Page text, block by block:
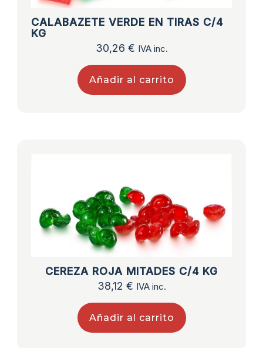
CALABAZETE VERDE EN TIRAS C/4
KG
30,26 € IVA inc.
Añadir al carrito
CEREZA ROJA MITADES C/4 KG
38,12 € IVA inc.
Añadir al carrito